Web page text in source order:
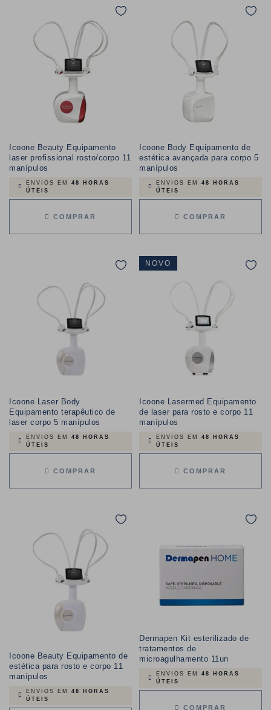
Icoone Beauty Equipamento
laser profissional rosto/corpo 11
manípulos
ENVIOS EM 48 HORAS
ÚTEIS
COMPRAR
Icoone Body Equipamento de
estética avançada para corpo 5
manípulos
ENVIOS EM 48 HORAS
ÚTEIS
COMPRAR
Icoone Laser Body
Equipamento terapêutico de
laser corpo 5 manípulos
ENVIOS EM 48 HORAS
ÚTEIS
COMPRAR
NOVO
Icoone Lasermed Equipamento
de laser para rosto e corpo 11
manípulos
ENVIOS EM 48 HORAS
ÚTEIS
COMPRAR
Icoone Beauty Equipamento de
estética para rosto e corpo 11
manípulos
ENVIOS EM 48 HORAS
ÚTEIS
Dermapen Kit esterilizado de
tratamentos de
microagulhamento 11un
ENVIOS EM 48 HORAS
ÚTEIS
COMPRAR